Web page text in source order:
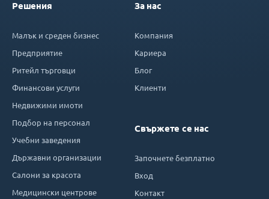
Решения
Малък и среден бизнес
Предприятие
Ритейл търговци
Финансови услуги
Недвижими имоти
Подбор на персонал
Учебни заведения
Държавни организации
Салони за красота
Медицински центрове
За нас
Компания
Кариера
Блог
Клиенти
Свържете се нас
Започнете безплатно
Вход
Контакт